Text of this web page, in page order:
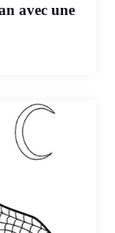
avec une